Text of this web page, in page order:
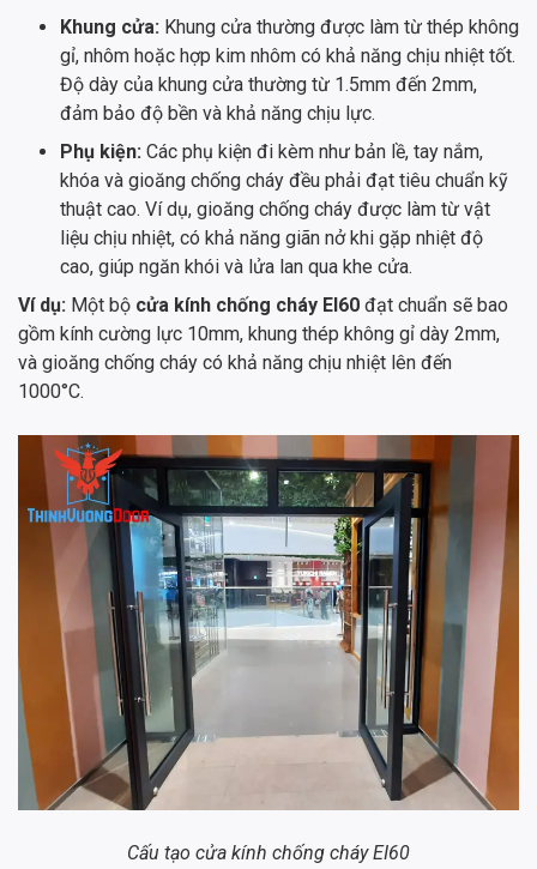
Khung cửa: Khung cửa thường được làm từ thép không
gỉ, nhôm hoặc hợp kim nhôm có khả năng chịu nhiệt tốt.
Độ dày của khung cửa thường từ 1.5mm đến 2mm,
đảm bảo độ bền và khả năng chịu lực.
Phụ kiện: Các phụ kiện đi kèm như bản lề, tay nắm,
khóa và gioăng chống cháy đều phải đạt tiêu chuẩn kỹ
thuật cao. Ví dụ, gioăng chống cháy được làm từ vật
liệu chịu nhiệt, có khả năng giãn nở khi gặp nhiệt độ
cao, giúp ngăn khói và lửa lan qua khe cửa.
Ví dụ: Một bộ cửa kính chống cháy EI60 đạt chuẩn sẽ bao
gồm kính cường lực 10mm, khung thép không gỉ dày 2mm,
và gioăng chống cháy có khả năng chịu nhiệt lên đến
1000°C.
Cấu tạo cửa kính chống cháy EI60